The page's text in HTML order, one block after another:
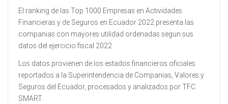
El ranking de las Top 1000 Empresas en Actividades
Financieras y de Seguros en Ecuador 2022 presenta las
companias con mayores utilidad ordenadas segun sus
datos del ejercicio fiscal 2022.
Los datos provienen de los estados financieros oficiales
reportados a la Superintendencia de Companias, Valores y
Seguros del Ecuador, procesados y analizados por TFC
SMART.